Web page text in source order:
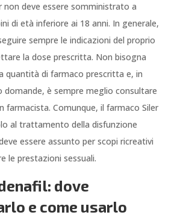
non deve essere somministrato a
di età inferiore ai 18 anni. In generale,
sempre le indicazioni del proprio
la dose prescritta. Non bisogna
quantità di farmaco prescritta e, in
domande, è sempre meglio consultare
farmacista. Comunque, il farmaco Siler
al trattamento della disfunzione
essere assunto per scopi ricreativi
le prestazioni sessuali.
dove
e come usarlo